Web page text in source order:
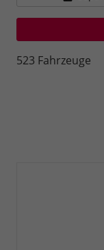
523 Fahrzeuge